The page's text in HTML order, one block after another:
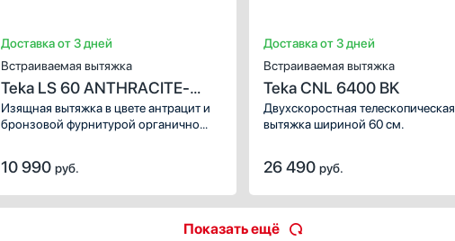
Доставка от 3 дней
Встраиваемая вытяжка
Teka LS 60 ANTHRACITE-
BRASS
Изящная вытяжка в цвете антрацит и
бронзовой фурнитурой органично
10 990 руб.
Доставка от 3 дней
Встраиваемая вытяжка
Teka CNL 6400 BK
Двухскоростная телескопическая
вытяжка шириной 60 см.
26 490 руб.
Показать ещё